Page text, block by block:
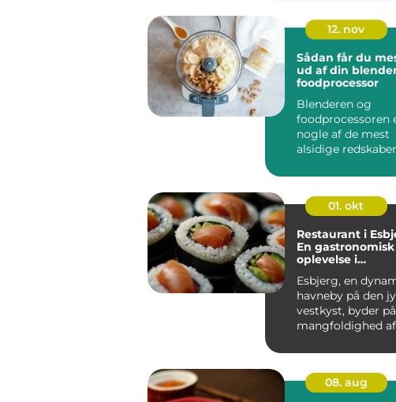
12. nov
Sådan får du
ud af din
foodprocessor
Blenderen og
foodprocessoren
nogle af de mest
alsidige
mange bru...
01. okt
Restaurant i
En gastronomisk
oplevelse i
Esbjerg, en
havneby på den
vestkyst, byder
mangfoldighed af
08. aug